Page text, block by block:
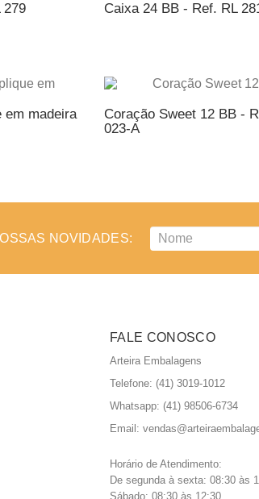
279 Caixa 24 BB - Ref. RL
em madeira
Coração Sweet 12 BB -
023-A
NOVIDADES:
FALE CONOSCO
Arteira Embalagens
Telefone: (41) 3019-1012
Whatsapp: (41) 98506-6734
Email:
Horário de Atendimento:
De segunda à sexta: 08:30 às
Sábado: 08:30 às 12:30